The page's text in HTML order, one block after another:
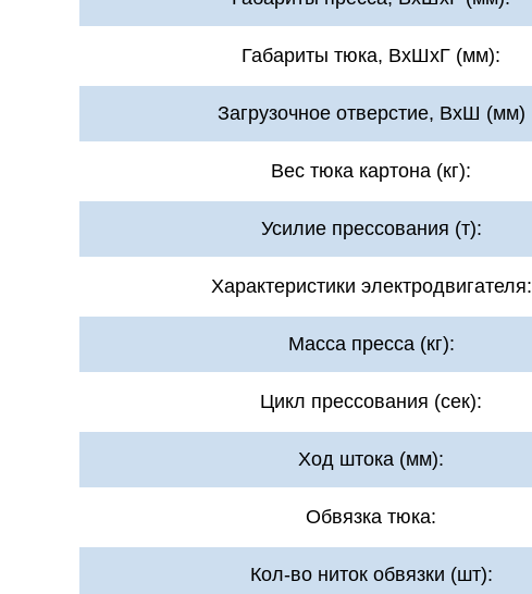
Габариты тюка, ВхШхГ (мм):
Загрузочное отверстие, ВхШ (мм)
Вес тюка картона (кг):
Усилие прессования (т):
Характеристики электродвигателя:
Масса пресса (кг):
Цикл прессования (сек):
Ход штока (мм):
Обвязка тюка:
Кол-во ниток обвязки (шт):